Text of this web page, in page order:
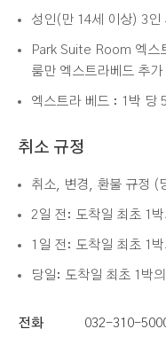
성인(만 14세 이상) 3인
Park Suite Room 엑스
룸만 엑스트라베드 추
엑스트라 베드 : 1박 당
취소 규정
취소, 변경, 환불 규정 (
2일 전: 도착일 최초 1
1일 전: 도착일 최초 1
당일: 도착일 최초 1박
전화 032-310-